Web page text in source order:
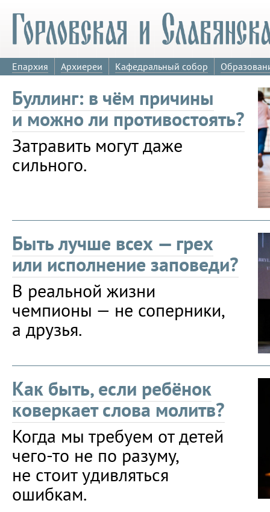
Епархия Архиереи Кафедральный собор
Буллинг: в чём причины
и можно ли противостоять?
Затравить могут даже
сильного.
Быть лучше всех — грех
или исполнение заповеди?
В реальной жизни
чемпионы — не соперники,
а друзья.
Как быть, если ребёнок
коверкает слова молитв?
Когда мы требуем от детей
чего-то не по разуму,
не стоит удивляться
ошибкам.